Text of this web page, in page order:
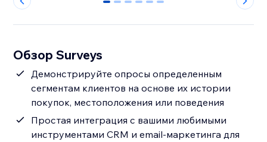
0 1 2 3 4 5
Обзор Surveys
Демонстрируйте опросы определенным
сегментам клиентов на основе их истории
покупок, местоположения или поведения
Простая интеграция с вашими любимыми
инструментами CRM и email-маркетинга для